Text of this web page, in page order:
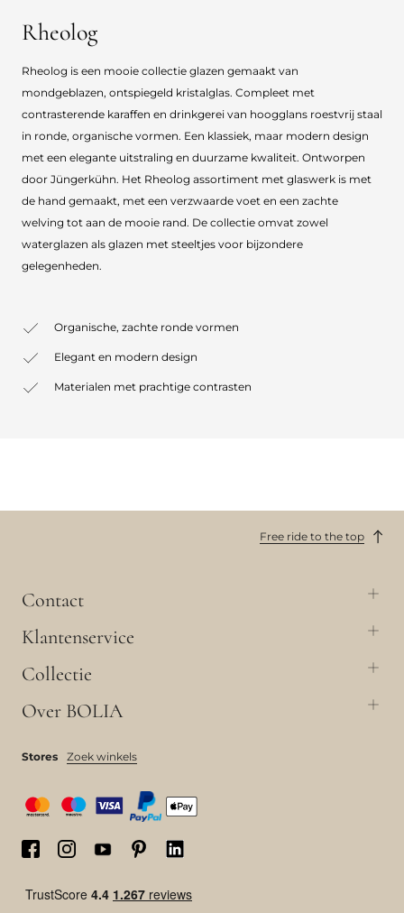
Rheolog
Rheolog is een mooie collectie glazen gemaakt van
mondgeblazen, ontspiegeld kristalglas. Compleet met
contrasterende karaffen en drinkgerei van hoogglans roestvrij staal
in ronde, organische vormen. Een klassiek, maar modern design
met een elegante uitstraling en duurzame kwaliteit. Ontworpen
door Jüngerkühn. Het Rheolog assortiment met glaswerk is met
de hand gemaakt, met een verzwaarde voet en een zachte
welving tot aan de mooie rand. De collectie omvat zowel
waterglazen als glazen met steeltjes voor bijzondere
gelegenheden.
Organische, zachte ronde vormen
Elegant en modern design
Materialen met prachtige contrasten
Free ride to the top
Contact
Klantenservice
Collectie
Over BOLIA
Stores Zoek winkels